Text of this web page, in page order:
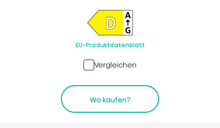
EU-Produktdatenblatt
Vergleichen
Wo kaufen?